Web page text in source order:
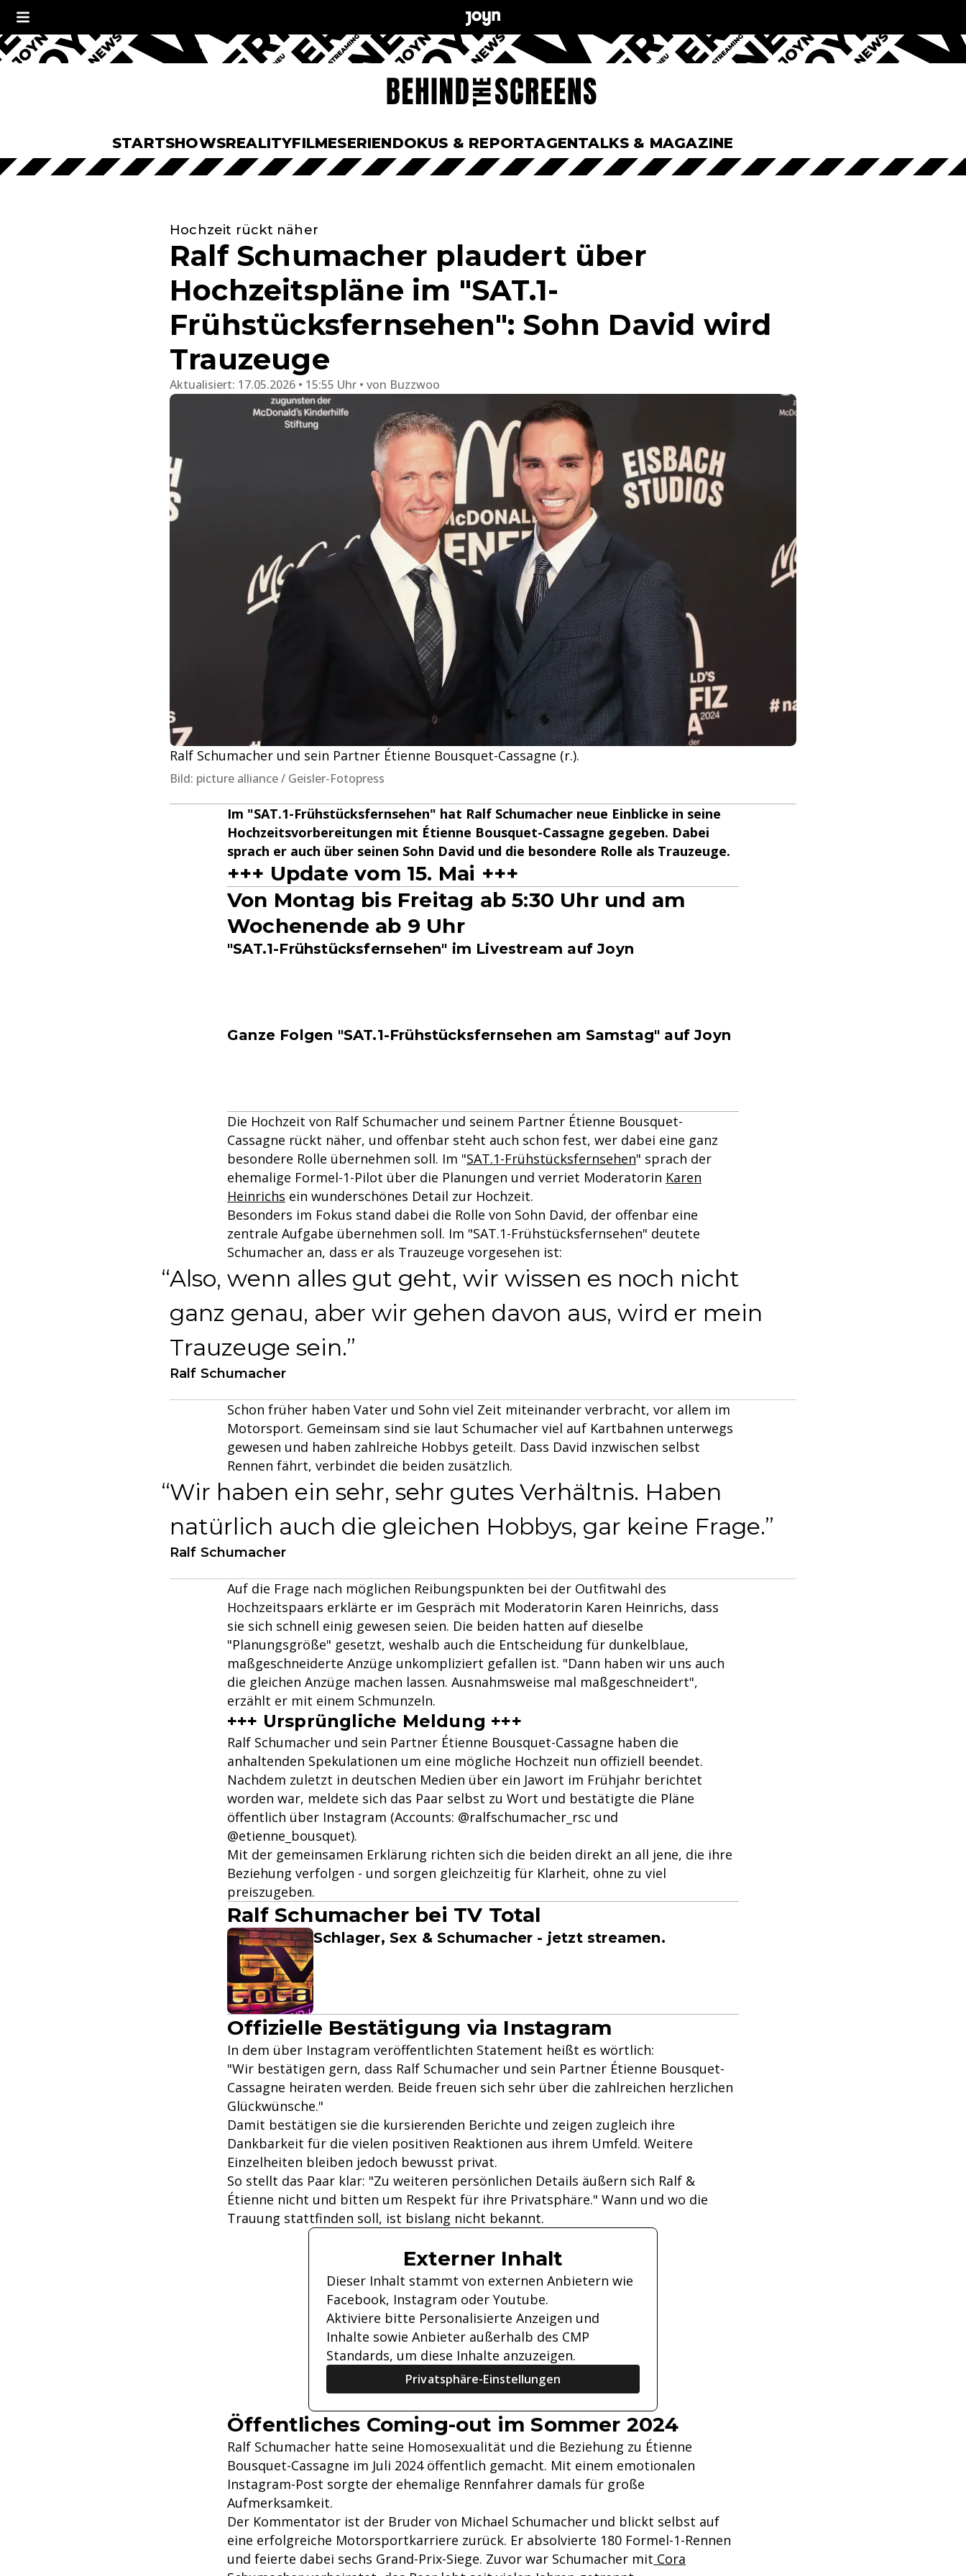
STARTSHOWSREALITYFILMESERIENDOKUS & REPORTAGENTALKS & MAGAZINE
Hochzeit rückt näher
Ralf Schumacher plaudert über
Hochzeitspläne im "SAT.1-
Frühstücksfernsehen": Sohn David wird
Trauzeuge
Aktualisiert: 17.05.2026 • 15:55 Uhr von Buzzwoo
Ralf Schumacher und sein Partner Étienne Bousquet-Cassagne (r.).
Bild: picture alliance / Geisler-Fotopress
Im "SAT.1-Frühstücksfernsehen" hat Ralf Schumacher neue Einblicke in seine
Hochzeitsvorbereitungen mit Étienne Bousquet-Cassagne gegeben. Dabei
sprach er auch über seinen Sohn David und die besondere Rolle als Trauzeuge.
+++ Update vom 15. Mai +++
Von Montag bis Freitag ab 5:30 Uhr und am
Wochenende ab 9 Uhr
"SAT.1-Frühstücksfernsehen" im Livestream auf Joyn
Ganze Folgen "SAT.1-Frühstücksfernsehen am Samstag" auf Joyn
Die Hochzeit von Ralf Schumacher und seinem Partner Étienne Bousquet-
Cassagne rückt näher, und offenbar steht auch schon fest, wer dabei eine ganz
besondere Rolle übernehmen soll. Im "SAT.1-Frühstücksfernsehen" sprach der
ehemalige Formel-1-Pilot über die Planungen und verriet Moderatorin Karen
Heinrichs ein wunderschönes Detail zur Hochzeit.
Besonders im Fokus stand dabei die Rolle von Sohn David, der offenbar eine
zentrale Aufgabe übernehmen soll. Im "SAT.1-Frühstücksfernsehen" deutete
Schumacher an, dass er als Trauzeuge vorgesehen ist:
Also, wenn alles gut geht, wir wissen es noch nicht
ganz genau, aber wir gehen davon aus, wird er mein
Trauzeuge sein.
Ralf Schumacher
Schon früher haben Vater und Sohn viel Zeit miteinander verbracht, vor allem im
Motorsport. Gemeinsam sind sie laut Schumacher viel auf Kartbahnen unterwegs
gewesen und haben zahlreiche Hobbys geteilt. Dass David inzwischen selbst
Rennen fährt, verbindet die beiden zusätzlich.
Wir haben ein sehr, sehr gutes Verhältnis. Haben
natürlich auch die gleichen Hobbys, gar keine Frage.
Ralf Schumacher
Auf die Frage nach möglichen Reibungspunkten bei der Outfitwahl des
Hochzeitspaars erklärte er im Gespräch mit Moderatorin Karen Heinrichs, dass
sie sich schnell einig gewesen seien. Die beiden hatten auf dieselbe
"Planungsgröße" gesetzt, weshalb auch die Entscheidung für dunkelblaue,
maßgeschneiderte Anzüge unkompliziert gefallen ist. "Dann haben wir uns auch
die gleichen Anzüge machen lassen. Ausnahmsweise mal maßgeschneidert",
erzählt er mit einem Schmunzeln.
+++ Ursprüngliche Meldung +++
Ralf Schumacher und sein Partner Étienne Bousquet-Cassagne haben die
anhaltenden Spekulationen um eine mögliche Hochzeit nun offiziell beendet.
Nachdem zuletzt in deutschen Medien über ein Jawort im Frühjahr berichtet
worden war, meldete sich das Paar selbst zu Wort und bestätigte die Pläne
öffentlich über Instagram (Accounts: @ralfschumacher_rsc und
@etienne_bousquet).
Mit der gemeinsamen Erklärung richten sich die beiden direkt an all jene, die ihre
Beziehung verfolgen - und sorgen gleichzeitig für Klarheit, ohne zu viel
preiszugeben.
Ralf Schumacher bei TV Total
Schlager, Sex & Schumacher - jetzt streamen.
Offizielle Bestätigung via Instagram
In dem über Instagram veröffentlichten Statement heißt es wörtlich:
"Wir bestätigen gern, dass Ralf Schumacher und sein Partner Étienne Bousquet-
Cassagne heiraten werden. Beide freuen sich sehr über die zahlreichen herzlichen
Glückwünsche."
Damit bestätigen sie die kursierenden Berichte und zeigen zugleich ihre
Dankbarkeit für die vielen positiven Reaktionen aus ihrem Umfeld. Weitere
Einzelheiten bleiben jedoch bewusst privat.
So stellt das Paar klar: "Zu weiteren persönlichen Details äußern sich Ralf &
Étienne nicht und bitten um Respekt für ihre Privatsphäre." Wann und wo die
Trauung stattfinden soll, ist bislang nicht bekannt.
Externer Inhalt
Dieser Inhalt stammt von externen Anbietern wie
Facebook, Instagram oder Youtube.
Aktiviere bitte Personalisierte Anzeigen und
Inhalte sowie Anbieter außerhalb des CMP
Standards, um diese Inhalte anzuzeigen.
Privatsphäre-Einstellungen
Öffentliches Coming-out im Sommer 2024
Ralf Schumacher hatte seine Homosexualität und die Beziehung zu Étienne
Bousquet-Cassagne im Juli 2024 öffentlich gemacht. Mit einem emotionalen
Instagram-Post sorgte der ehemalige Rennfahrer damals für große
Aufmerksamkeit.
Der Kommentator ist der Bruder von Michael Schumacher und blickt selbst auf
eine erfolgreiche Motorsportkarriere zurück. Er absolvierte 180 Formel-1-Rennen
und feierte dabei sechs Grand-Prix-Siege. Zuvor war Schumacher mit Cora